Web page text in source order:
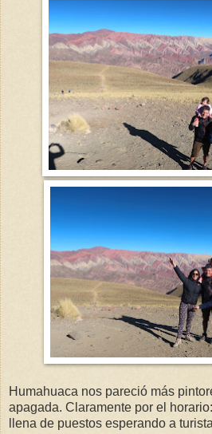
Humahuaca nos pareció más
apagada. Claramente por el
llena de puestos esperando a